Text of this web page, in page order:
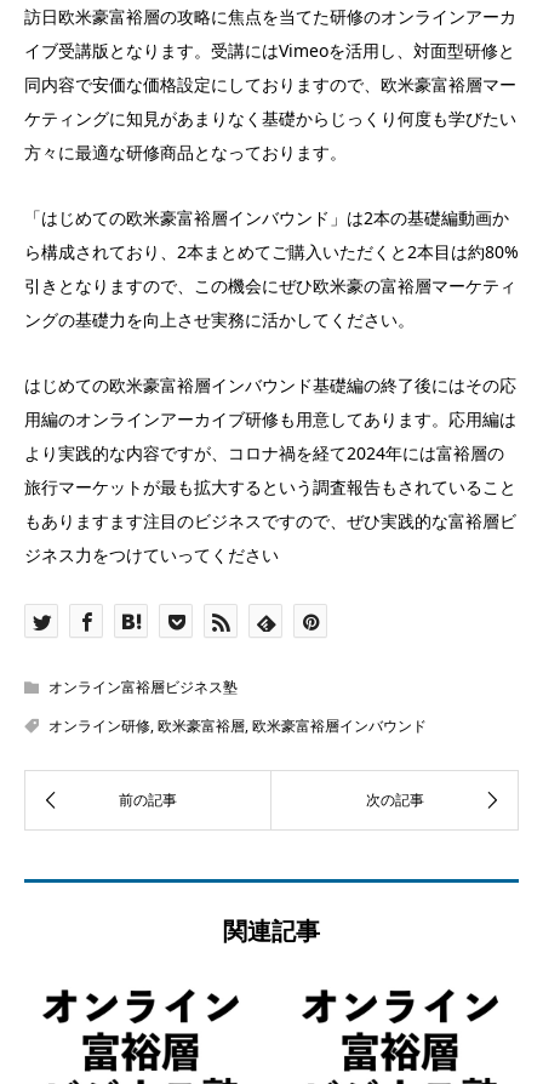
訪日欧米豪富裕層の攻略に焦点を当てた研修のオンラインアーカ
イブ受講版となります。受講にはVimeoを活用し、対面型研修と
同内容で安価な価格設定にしておりますので、欧米豪富裕層マー
ケティングに知見があまりなく基礎からじっくり何度も学びたい
方々に最適な研修商品となっております。
「はじめての欧米豪富裕層インバウンド」は2本の基礎編動画か
ら構成されており、2本まとめてご購入いただくと2本目は約80%
引きとなりますので、この機会にぜひ欧米豪の富裕層マーケティ
ングの基礎力を向上させ実務に活かしてください。
はじめての欧米豪富裕層インバウンド基礎編の終了後にはその応
用編のオンラインアーカイブ研修も用意してあります。応用編は
より実践的な内容ですが、コロナ禍を経て2024年には富裕層の
旅行マーケットが最も拡大するという調査報告もされていること
もありますます注目のビジネスですので、ぜひ実践的な富裕層ビ
ジネス力をつけていってください
オンライン富裕層ビジネス塾
オンライン研修,欧米豪富裕層,欧米豪富裕層インバウンド
関連記事